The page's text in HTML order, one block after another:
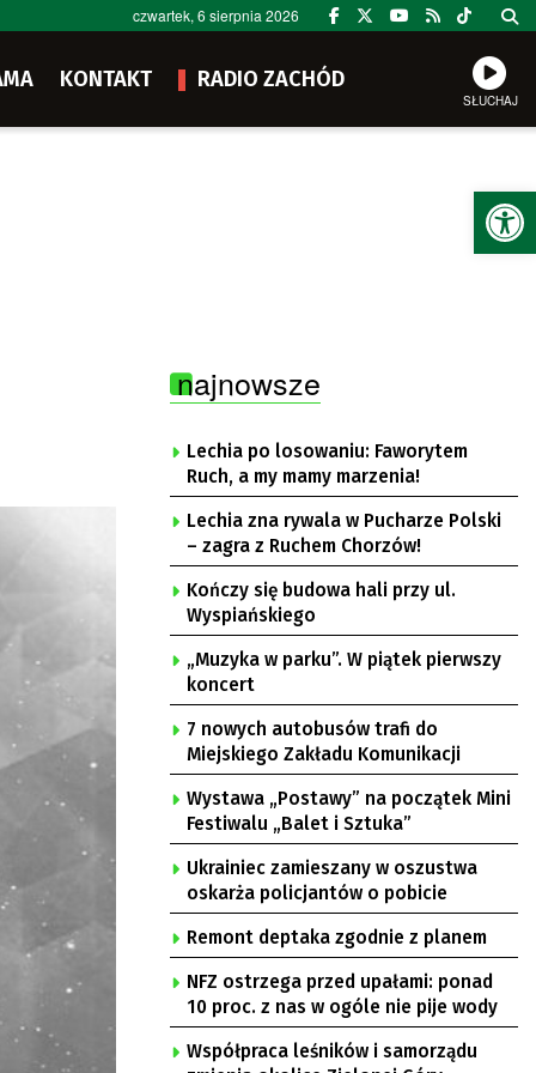
czwartek, 6 sierpnia 2026
KONTAKT RADIO ZACHÓD
SŁUCHAJ
najnowsze
Lechia po losowaniu: Faworytem
Ruch, a my mamy marzenia!
Lechia zna rywala w Pucharze Polski
– zagra z Ruchem Chorzów!
Kończy się budowa hali przy ul.
Wyspiańskiego
„Muzyka w parku”. W piątek pierwszy
koncert
7 nowych autobusów trafi do
Miejskiego Zakładu Komunikacji
Wystawa „Postawy” na początek Mini
Festiwalu „Balet i Sztuka”
Ukrainiec zamieszany w oszustwa
oskarża policjantów o pobicie
Remont deptaka zgodnie z planem
NFZ ostrzega przed upałami: ponad
10 proc. z nas w ogóle nie pije wody
Współpraca leśników i samorządu